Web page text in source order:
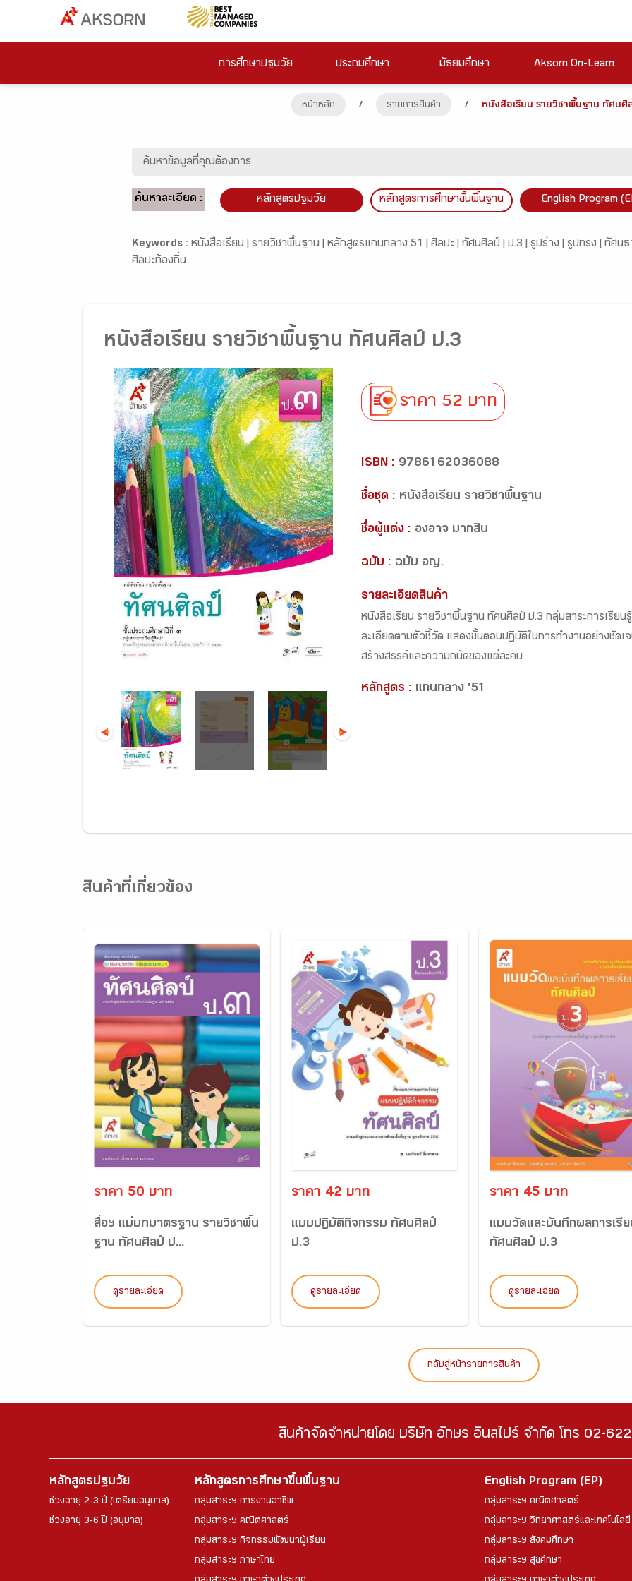
การศึกษาปฐมวัย ประถมศึกษา มัธยมศึกษา Aksorn On-Learn
หน้าหลัก / รายการสินค้า / หนังสือเรียน รายวิชาพื้นฐาน ทัศนศิ
ค้นหาละเอียด : หลักสูตรปฐมวัย หลักสูตรการศึกษาขั้นพื้นฐาน English Program
Keywords : หนังสือเรียน | รายวิชาพื้นฐาน | หลักสูตรแกนกลาง 51 | ศิลปะ | ทัศนศิลป์ | ป.3 | รูปร่าง | รูปทรง | ทัศน
ศิลปะท้องถิ่น
หนังสือเรียน รายวิชาพื้นฐาน ทัศนศิลป์ ป.3
ราคา 52 บาท
ISBN : 9786162036088
ชื่อชุด : หนังสือเรียน รายวิชาพื้นฐาน
ชื่อผู้แต่ง : องอาจ มากสิน
ฉบับ : ฉบับ อญ.
รายละเอียดสินค้า
หนังสือเรียน รายวิชาพื้นฐาน ทัศนศิลป์ ป.3 กลุ่มสาระการเรีย
ละเอียดตามตัวชี้วัด แสดงขั้นตอนปฏิบัติในการทำงานอย่างชัดเ
สร้างสรรค์และความถนัดของแต่ละคน
หลักสูตร : แกนกลาง '51
สินค้าที่เกี่ยวข้อง
ราคา 50 บาท
สื่อฯ แม่บทมาตรฐาน รายวิชาพื้น
ฐาน ทัศนศิลป์ ป...
ดูรายละเอียด
ราคา 42 บาท
แบบปฏิบัติกิจกรรม ทัศนศิลป์
ป.3
ดูรายละเอียด
ราคา 45 บาท
แบบวัดและบันทึกผลการเรี
ทัศนศิลป์ ป.3
ดูรายละเอียด
กลับสู่หน้ารายการสินค้า
สินค้าจัดจำหน่ายโดย บริษัท อักษร อินสไปร์ จำกัด โทร 02-
หลักสูตรปฐมวัย
ช่วงอายุ 2-3 ปี (เตรียมอนุบาล)
ช่วงอายุ 3-6 ปี (อนุบาล)
หลักสูตรการศึกษาขึ้นพื้นฐาน
กลุ่มสาระฯ การงานอาชีพ
กลุ่มสาระฯ คณิตศาสตร์
กลุ่มสาระฯ กิจกรรมพัฒนาผู้เรียน
กลุ่มสาระฯ ภาษาไทย
English Program (EP)
กลุ่มสาระฯ คณิตศาสตร์
กลุ่มสาระฯ วิทยาศาสตร์และเทคโนโลยี
กลุ่มสาระฯ สังคมศึกษา
กลุ่มสาระฯ สุขศึกษา